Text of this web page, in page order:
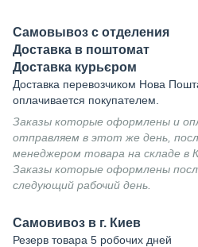
Самовывоз с отделения
Доставка в поштомат
Доставка курьєром
Доставка перевозчиком Нова
оплачивается покупателем.
Заказы которые оформлены и
отправляем в этот же день,
менеджером товара на складе в
Заказы которые оформлены
следующий рабочий день.
Самовивоз в г. Киев
Резерв товара 5 робочих дней